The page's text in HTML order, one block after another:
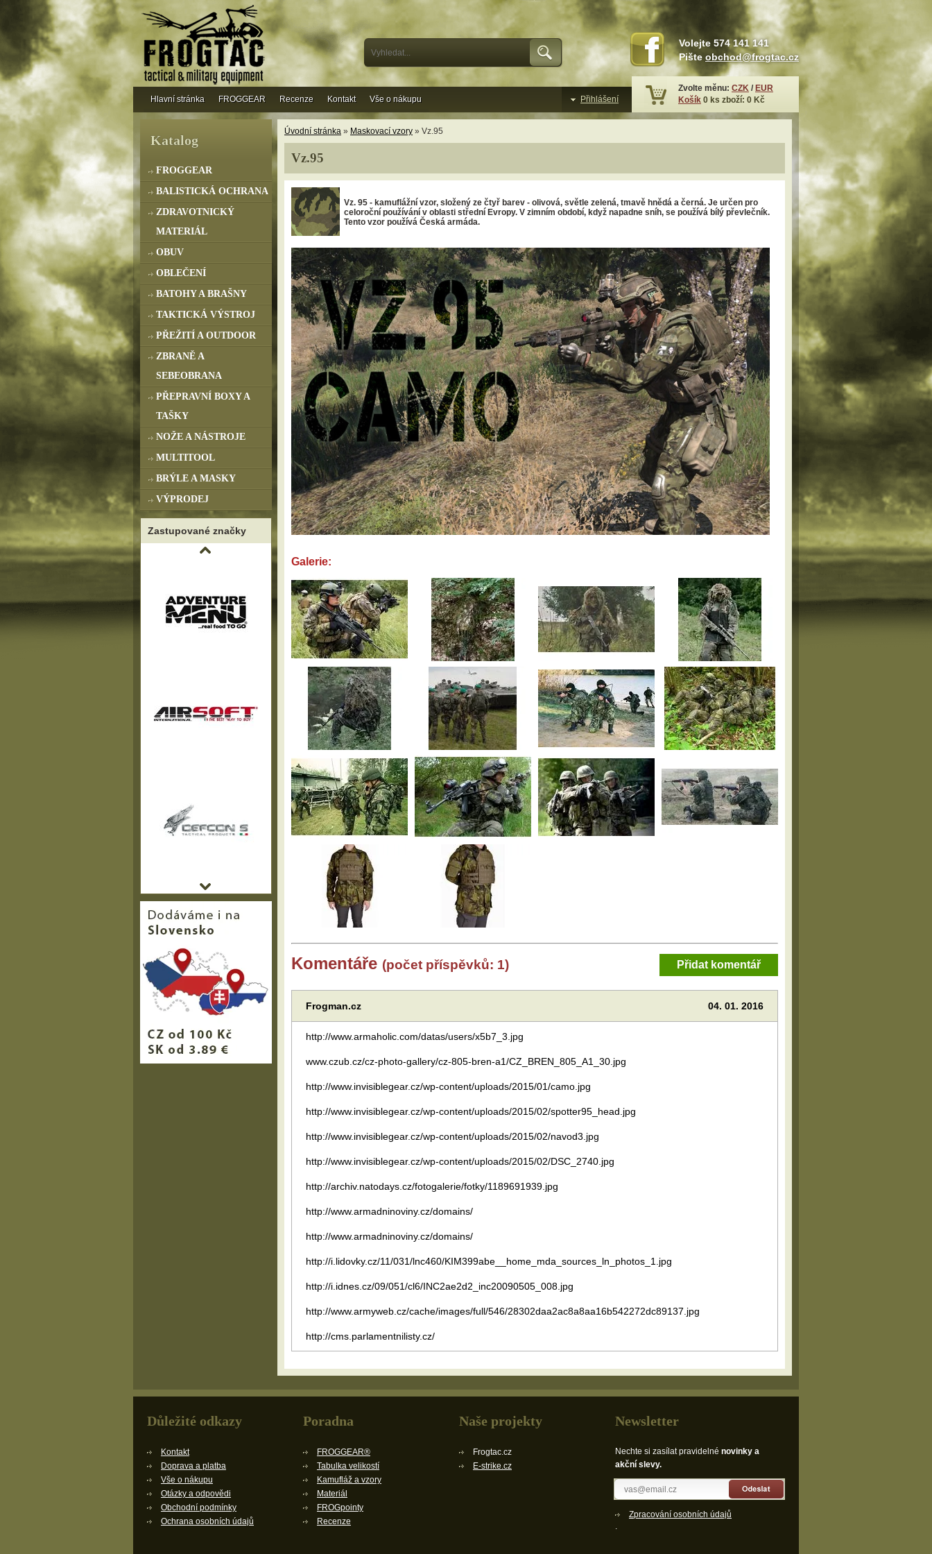
Úvodní stránka » Maskovací vzory » Vz.95
Vz.95
Vz. 95 - kamuflážní vzor, složený ze čtyř barev - olivová, světle zelená, tmavě hnědá a černá. Je určen pro
celoroční používání v oblasti střední Evropy. V zimním období, když napadne sníh, se používá bílý převlečník.
Tento vzor používá Česká armáda.
Galerie:
Přidat komentář
Komentáře (počet příspěvků: 1)
Frogman.cz 04. 01. 2016
http://www.armaholic.com/datas/users/x5b7_3.jpg
www.czub.cz/cz-photo-gallery/cz-805-bren-a1/CZ_BREN_805_A1_30.jpg
http://www.invisiblegear.cz/wp-content/uploads/2015/01/camo.jpg
http://www.invisiblegear.cz/wp-content/uploads/2015/02/spotter95_head.jpg
http://www.invisiblegear.cz/wp-content/uploads/2015/02/navod3.jpg
http://www.invisiblegear.cz/wp-content/uploads/2015/02/DSC_2740.jpg
http://archiv.natodays.cz/fotogalerie/fotky/1189691939.jpg
http://www.armadninoviny.cz/domains/
http://www.armadninoviny.cz/domains/
http://i.lidovky.cz/11/031/lnc460/KIM399abe__home_mda_sources_ln_photos_1.jpg
http://i.idnes.cz/09/051/cl6/INC2ae2d2_inc20090505_008.jpg
http://www.armyweb.cz/cache/images/full/546/28302daa2ac8a8aa16b542272dc89137.jpg
http://cms.parlamentnilisty.cz/
Katalog
FROGGEAR
BALISTICKÁ OCHRANA
ZDRAVOTNICKÝ
MATERIÁL
OBUV
OBLEČENÍ
BATOHY A BRAŠNY
TAKTICKÁ VÝSTROJ
PŘEŽITÍ A OUTDOOR
ZBRANĚ A
SEBEOBRANA
PŘEPRAVNÍ BOXY A
TAŠKY
NOŽE A NÁSTROJE
MULTITOOL
BRÝLE A MASKY
VÝPRODEJ
Zastupované značky
Hlavní stránka FROGGEAR Recenze Kontakt Vše o nákupu Přihlášení
Volejte 574 141 141
Pište obchod@frogtac.cz
Zvolte měnu: CZK / EUR
Košík 0 ks zboží: 0 Kč
Důležité odkazy
Kontakt
Doprava a platba
Vše o nákupu
Otázky a odpovědi
Obchodní podmínky
Ochrana osobních údajů
Poradna
FROGGEAR®
Tabulka velikostí
Kamufláž a vzory
Materiál
FROGpointy
Recenze
Naše projekty
Frogtac.cz
E-strike.cz
Newsletter
Nechte si zasílat pravidelné novinky a
akční slevy.
Zpracování osobních údajů
.